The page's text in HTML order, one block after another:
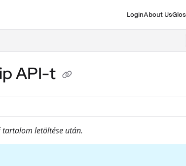
LoginAbout Us
API-t
tartalom letöltése után.